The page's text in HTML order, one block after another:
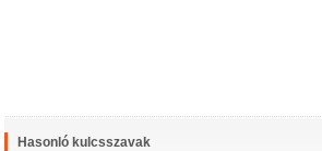
Hasonló kulcsszavak